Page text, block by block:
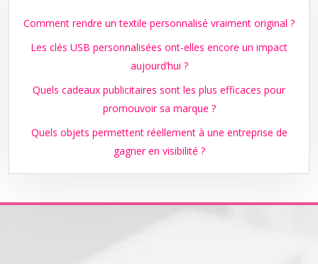
Comment rendre un textile personnalisé vraiment original ?
Les clés USB personnalisées ont-elles encore un impact
aujourd’hui ?
Quels cadeaux publicitaires sont les plus efficaces pour
promouvoir sa marque ?
Quels objets permettent réellement à une entreprise de
gagner en visibilité ?